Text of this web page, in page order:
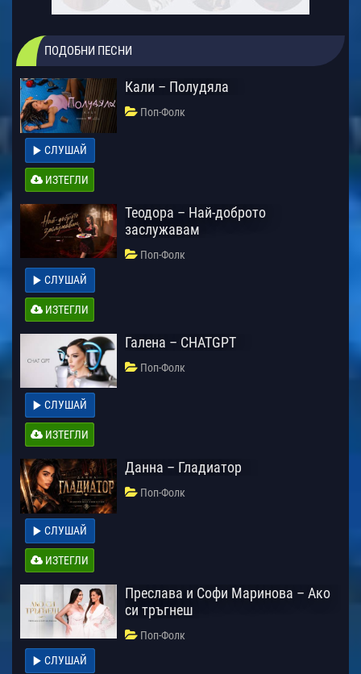
ПОДОБНИ ПЕСНИ
Кали – Полудяла
Поп-Фолк
СЛУШАЙ
ИЗТЕГЛИ
Теодора – Най-доброто
заслужавам
Поп-Фолк
СЛУШАЙ
ИЗТЕГЛИ
Галена – CHATGPT
Поп-Фолк
СЛУШАЙ
ИЗТЕГЛИ
Данна – Гладиатор
Поп-Фолк
СЛУШАЙ
ИЗТЕГЛИ
Преслава и Софи Маринова – Ако
си тръгнеш
Поп-Фолк
СЛУШАЙ